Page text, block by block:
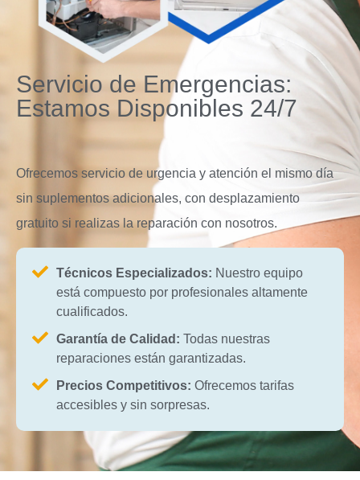
Servicio de Emergencias:
Estamos Disponibles 24/7
Ofrecemos servicio de urgencia y atención el mismo día
sin suplementos adicionales, con desplazamiento
gratuito si realizas la reparación con nosotros.
Técnicos Especializados: Nuestro equipo
está compuesto por profesionales altamente
cualificados.
Garantía de Calidad: Todas nuestras
reparaciones están garantizadas.
Precios Competitivos: Ofrecemos tarifas
accesibles y sin sorpresas.